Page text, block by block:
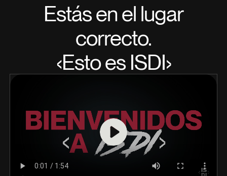
Estás en el lugar
correcto.
‹Esto es ISDI›